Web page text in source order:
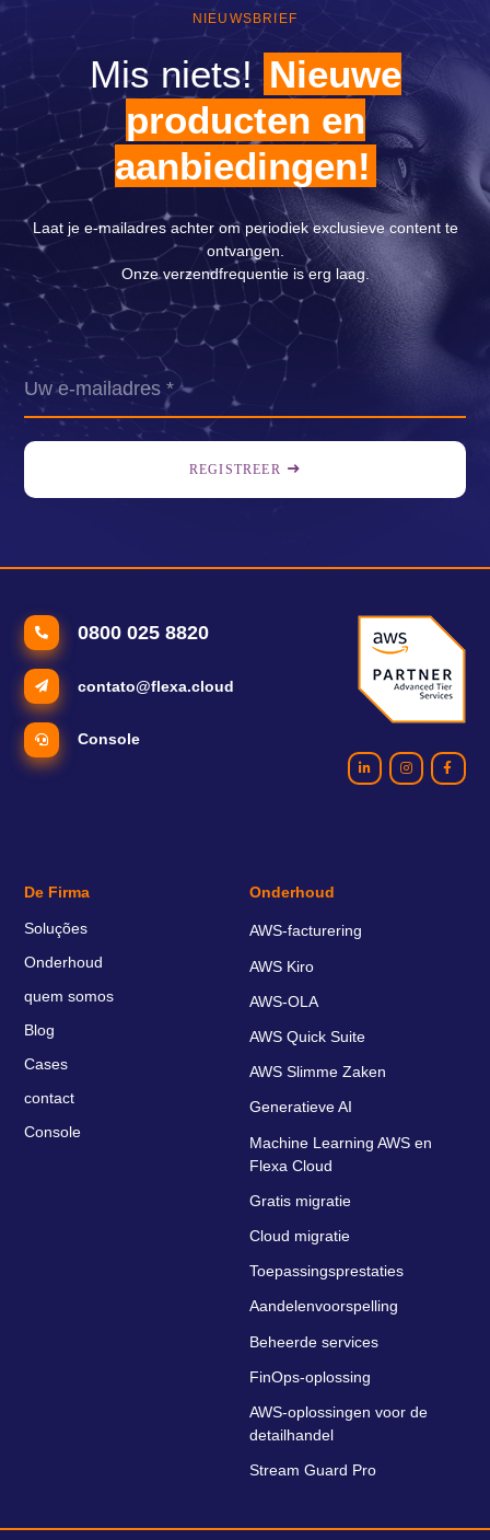
NIEUWSBRIEF
Mis niets!Nieuwe
producten en
aanbiedingen!
Laat je e-mailadres achter om periodiek exclusieve content te
ontvangen.
Onze verzendfrequentie is erg laag.
REGISTREER
0800 025 8820
contato@flexa.cloud
Console
De Firma
Soluções
Onderhoud
quem somos
Blog
Cases
contact
Console
Onderhoud
AWS-facturering
AWS Kiro
AWS-OLA
AWS Quick Suite
AWS Slimme Zaken
Generatieve AI
Machine Learning AWS en
Flexa Cloud
Gratis migratie
Cloud migratie
Toepassingsprestaties
Aandelenvoorspelling
Beheerde services
FinOps-oplossing
AWS-oplossingen voor de
detailhandel
Stream Guard Pro